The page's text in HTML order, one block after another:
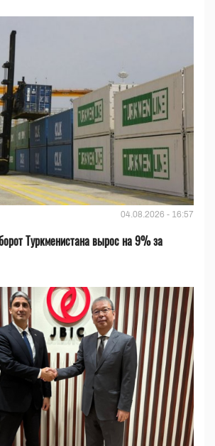
04.08.2026 - 16:57
Туркменистана вырос на 9% за